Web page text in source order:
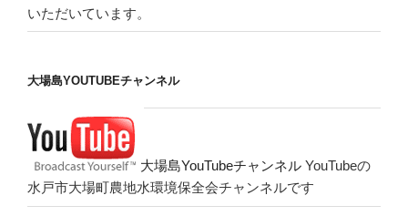
いただいています。
大場島YOUTUBEチャンネル
大場島YouTubeチャンネル YouTubeの
水戸市大場町農地水環境保全会チャンネルです